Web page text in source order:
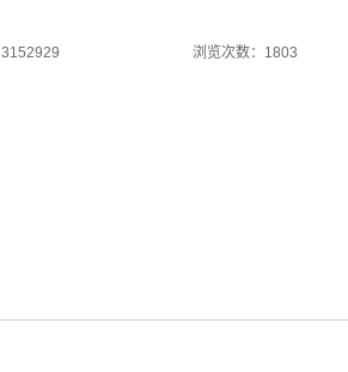
浏览次数：1803